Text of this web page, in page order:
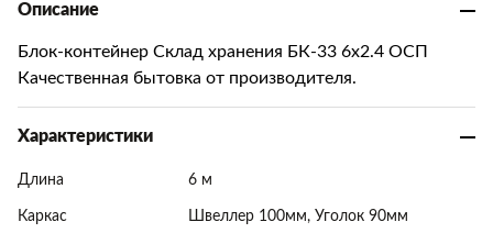
Описание
Блок-контейнер Склад хранения БК-33 6х2.4 ОСП
Качественная бытовка от производителя.
Характеристики
Длина 6 м
Каркас Швеллер 100мм, Уголок 90мм